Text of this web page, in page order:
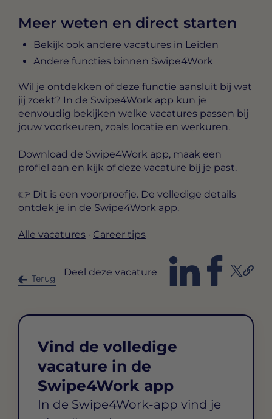
Meer weten en direct starten
Bekijk ook andere vacatures in Leiden
Andere functies binnen Swipe4Work
Wil je ontdekken of deze functie aansluit bij wat
jij zoekt? In de Swipe4Work app kun je
eenvoudig bekijken welke vacatures passen bij
jouw voorkeuren, zoals locatie en werkuren.
Download de Swipe4Work app, maak een
profiel aan en kijk of deze vacature bij je past.
👉 Dit is een voorproefje. De volledige details
ontdek je in de Swipe4Work app.
Alle vacatures · Career tips
Terug
Deel deze vacature
Vind de volledige
vacature in de
Swipe4Work app
In de Swipe4Work-app vind je